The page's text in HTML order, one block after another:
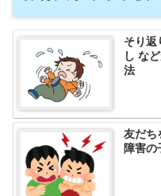
そり返
し な
法
友だち
障害の